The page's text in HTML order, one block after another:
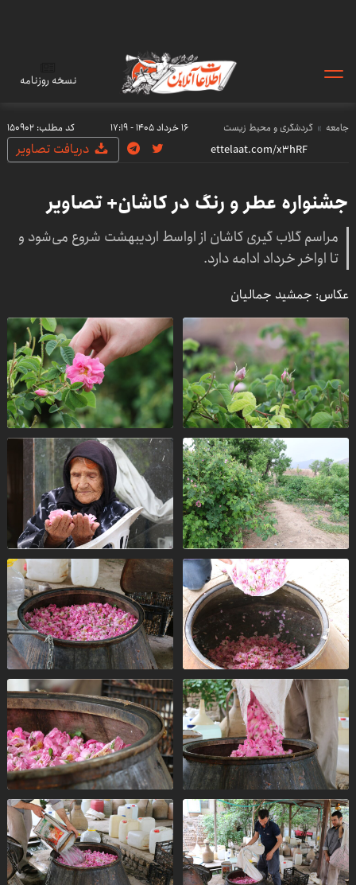
نسخه روزنامه
جامعه گردشگری و محیط زیست ۱۶ خرداد ۱۴۰۵ - ۱۷:۱۹ کد مطلب: 150902
دریافت تصاویر
جشنواره عطر و رنگ در کاشان+ تصاویر
مراسم گلاب گیری کاشان از اواسط اردیبهشت شروع می‌شود و
تا اواخر خرداد ادامه دارد.
عکاس: جمشید جمالیان